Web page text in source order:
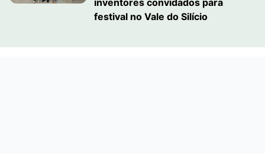
inventores convidados para
festival no Vale do Silício